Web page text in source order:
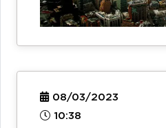
08/03/2023
10:38